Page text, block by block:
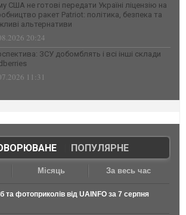
США не готові передати Україні ліцензію на
ракет Patriot: політика, безпека та
альтернативи
20:24
ЗСУ добомблять і всі інші склади
11:31
| ПОПУЛЯРНЕ
Місяць За весь час
та фотоприколів від UAINFO за 7 серпня